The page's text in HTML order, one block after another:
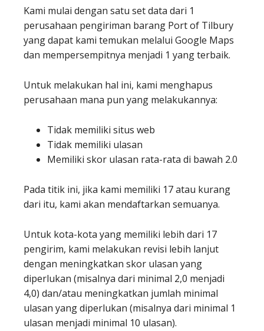
Kami mulai dengan satu set data dari 1
perusahaan pengiriman barang Port of Tilbury
yang dapat kami temukan melalui Google Maps
dan mempersempitnya menjadi 1 yang terbaik.
Untuk melakukan hal ini, kami menghapus
perusahaan mana pun yang melakukannya:
Tidak memiliki situs web
Tidak memiliki ulasan
Memiliki skor ulasan rata-rata di bawah 2.0
Pada titik ini, jika kami memiliki 17 atau kurang
dari itu, kami akan mendaftarkan semuanya.
Untuk kota-kota yang memiliki lebih dari 17
pengirim, kami melakukan revisi lebih lanjut
dengan meningkatkan skor ulasan yang
diperlukan (misalnya dari minimal 2,0 menjadi
4,0) dan/atau meningkatkan jumlah minimal
ulasan yang diperlukan (misalnya dari minimal 1
ulasan menjadi minimal 10 ulasan).